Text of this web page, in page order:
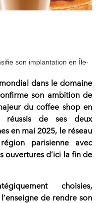
son implantation en Île-
dans le domaine
son ambition de
du coffee shopen
réussis de ses deux
en mai 2025, le réseau
parisienne avec
ouvertures d’ici la fin de
choisies,
enseigne de rendre son